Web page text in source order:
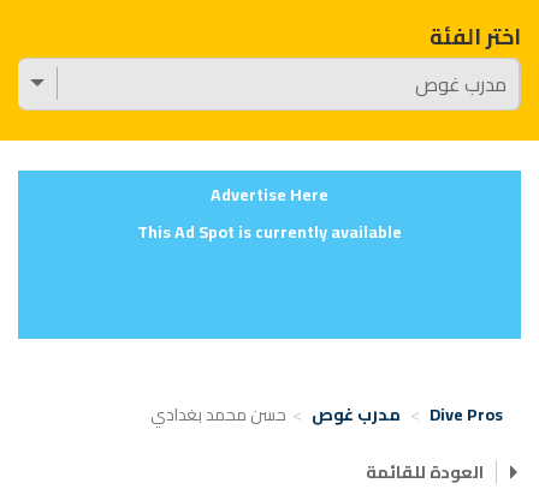
اختر الفئة
Advertise Here
This Ad Spot is currently available
Dive Pros مدرب غوص
حسن محمد بغدادي
العودة للقائمة